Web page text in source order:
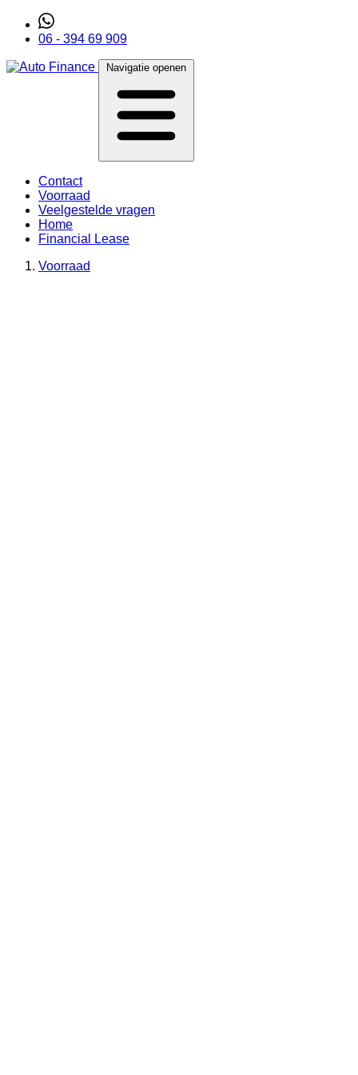
06 - 394 69 909
Navigatie openen
Contact
Voorraad
Veelgestelde vragen
Home
Financial Lease
Voorraad